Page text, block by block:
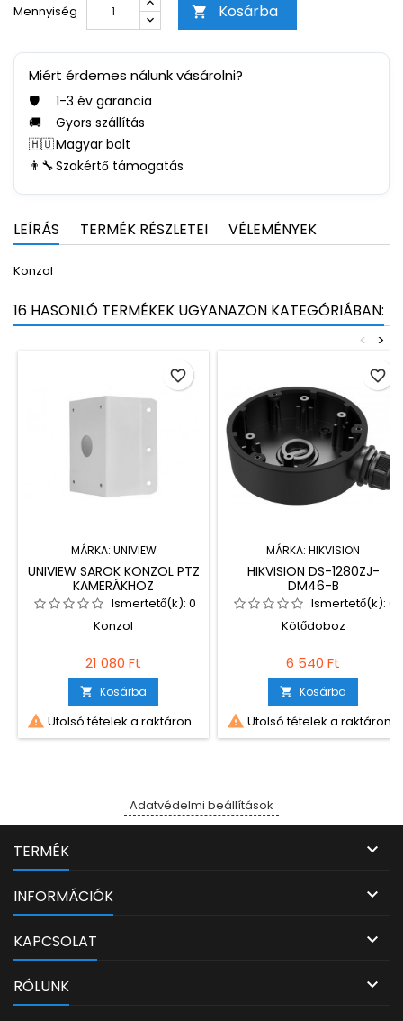
Mennyiség  Kosárba
Miért érdemes nálunk vásárolni?
🛡️
1-3 év garancia
🚚
Gyors szállítás
🇭🇺Magyar bolt
👨‍🔧Szakértő támogatás
LEÍRÁS TERMÉK RÉSZLETEI VÉLEMÉNYEK
Konzol
16 HASONLÓ TERMÉKEK UGYANAZON KATEGÓRIÁBAN:
>
<
MÁRKA: UNIVIEW
UNIVIEW SAROK KONZOL PTZ
KAMERÁKHOZ
Ismertető(k): 0
Konzol
21 080 Ft
 Kosárba
 Utolsó tételek a raktáron
favorite_border
MÁRKA: HIKVISION
HIKVISION DS-1280ZJ-
DM46-B
Ismertető(k): 0
Kötődoboz
6 540 Ft
 Kosárba
 Utolsó tételek a raktáron
favorite_border
Adatvédelmi beállítások
TERMÉK 
INFORMÁCIÓK 
KAPCSOLAT 
RÓLUNK 